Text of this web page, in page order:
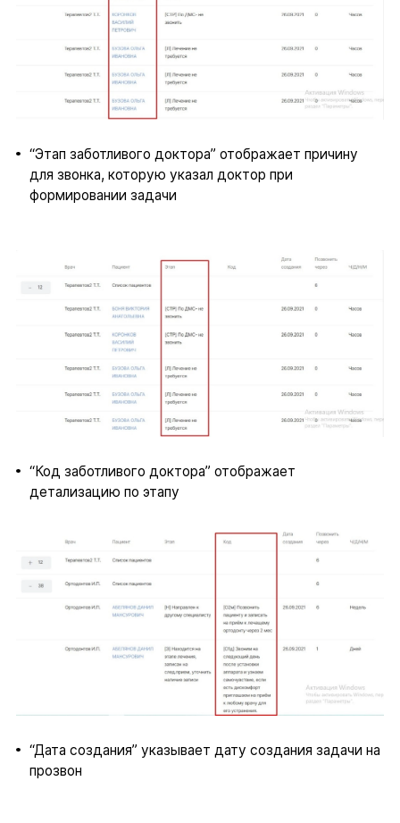
“Этап заботливого доктора” отображает причину
для звонка, которую указал доктор при
формировании задачи
“Код заботливого доктора” отображает
детализацию по этапу
“Дата создания” указывает дату создания задачи на
прозвон